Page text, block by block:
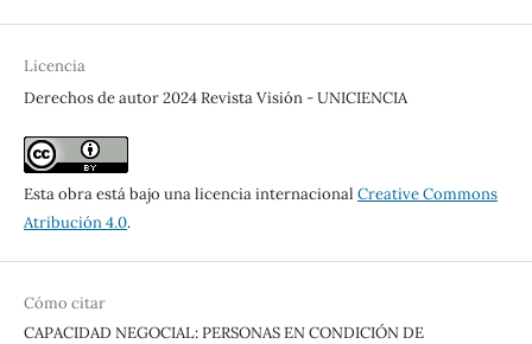
Licencia
Derechos de autor 2024 Revista Visión - UNICIENCIA
Esta obra está bajo una licencia internacional Creative Commons
Atribución 4.0.
Cómo citar
CAPACIDAD NEGOCIAL: PERSONAS EN CONDICIÓN DE